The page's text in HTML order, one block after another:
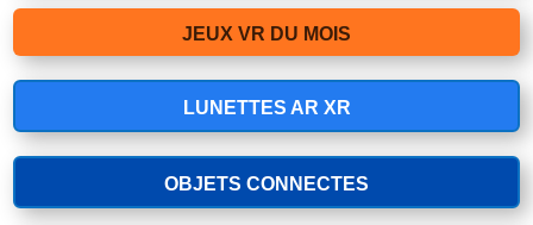
JEUX VR DU MOIS
LUNETTES AR XR
OBJETS CONNECTES